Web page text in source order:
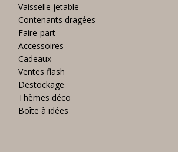
Vaisselle jetable
Contenants dragées
Faire-part
Accessoires
Cadeaux
Ventes flash
Destockage
Thèmes déco
Boîte à idées